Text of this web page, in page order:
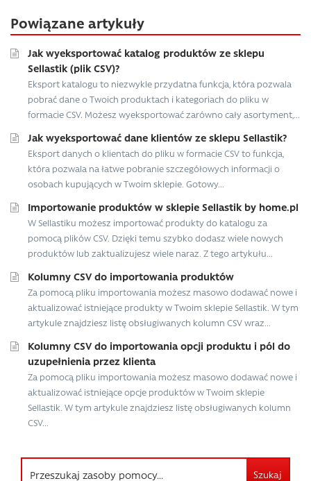
Powiązane artykuły
Jak wyeksportować katalog produktów ze sklepu
Sellastik (plik CSV)?
Eksport katalogu to niezwykle przydatna funkcja, która pozwala
pobrać dane o Twoich produktach i kategoriach do pliku w
formacie CSV. Możesz wyeksportować zarówno cały asortyment,...
Jak wyeksportować dane klientów ze sklepu Sellastik?
Eksport danych o klientach do pliku w formacie CSV to funkcja,
która pozwala na łatwe pobranie szczegółowych informacji o
osobach kupujących w Twoim sklepie. Gotowy...
Importowanie produktów w sklepie Sellastik by home.pl
W Sellastiku możesz importować produkty do katalogu za
pomocą plików CSV. Dzięki temu szybko dodasz wiele nowych
produktów lub zaktualizujesz wiele naraz. Z tego artykułu...
Kolumny CSV do importowania produktów
Za pomocą pliku importowania możesz masowo dodawać nowe i
aktualizować istniejące produkty w Twoim sklepie Sellastik. W tym
artykule znajdziesz listę obsługiwanych kolumn CSV wraz...
Kolumny CSV do importowania opcji produktu i pól do
uzupełnienia przez klienta
Za pomocą pliku importowania możesz masowo dodawać nowe i
aktualizować istniejące opcje produktów w Twoim sklepie
Sellastik. W tym artykule znajdziesz listę obsługiwanych kolumn
CSV...
Szukaj